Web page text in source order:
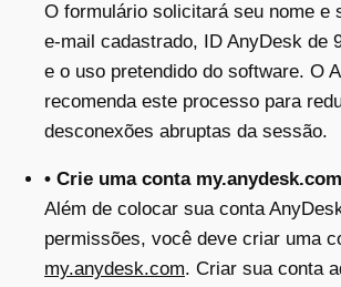
O formulário solicitará seu nome e
e-mail cadastrado, ID AnyDesk de
e o uso pretendido do software. O
recomenda este processo para
desconexões abruptas da sessão.
• Crie uma conta my.anydesk.com
Além de colocar sua conta
permissões, você deve criar uma
my.anydesk.com. Criar sua conta